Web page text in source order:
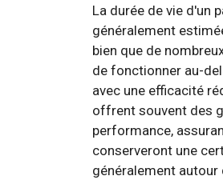
La durée de vie d'un
généralement
bien que de
de fonctionner au-
avec une efficacité
offrent souvent des
performance,
conserveront une
généralement autour